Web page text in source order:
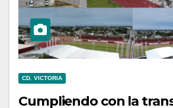
CD. VICTORIA
Cumpliendo con la